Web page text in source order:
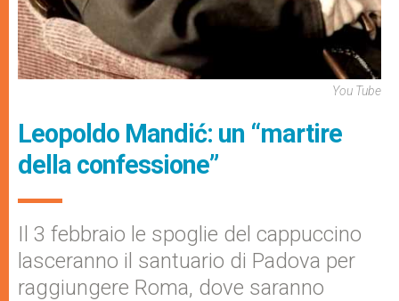
You Tube
Leopoldo Mandić: un “martire
della confessione”
Il 3 febbraio le spoglie del cappuccino
lasceranno il santuario di Padova per
raggiungere Roma, dove saranno